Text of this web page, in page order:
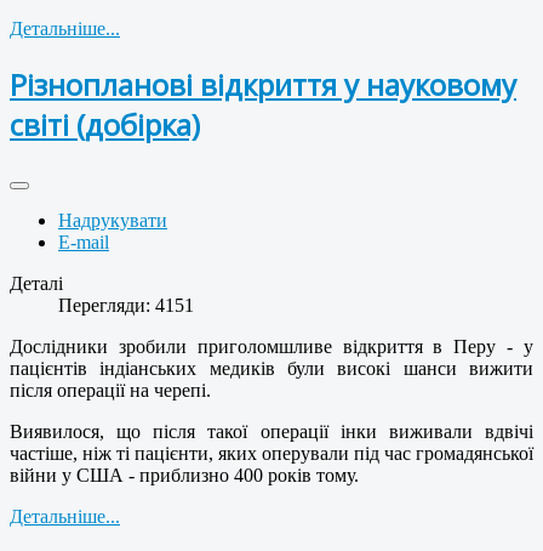
Детальніше...
Різнопланові відкриття у науковому
світі (добірка)
Надрукувати
E-mail
Деталі
Перегляди: 4151
Дослідники зробили приголомшливе відкриття в Перу - у
пацієнтів індіанських медиків були високі шанси вижити
після операції на черепі.
Виявилося, що після такої операції інки виживали вдвічі
частіше, ніж ті пацієнти, яких оперували під час громадянської
війни у США - приблизно 400 років тому.
Детальніше...